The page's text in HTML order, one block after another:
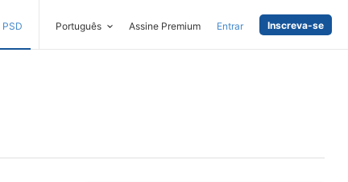
PSD Português Assine Premium Entrar Inscreva-se